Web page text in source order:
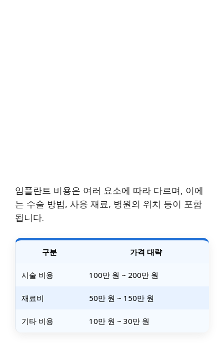
임플란트 비용은 여러 요소에 따라 다르며, 이에
는 수술 방법, 사용 재료, 병원의 위치 등이 포함
됩니다.
구분 가격 대략
시술 비용 100만 원 ~ 200만 원
재료비 50만 원 ~ 150만 원
기타 비용 10만 원 ~ 30만 원